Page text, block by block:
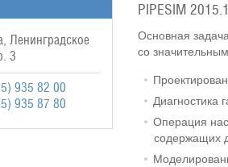
Ленинградское
3
935 82 00
935 87 80
PIPESIM
Основная
со
Диагностика
Операция
содержащих